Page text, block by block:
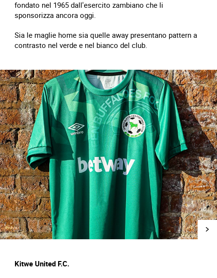
fondato nel 1965 dall'esercito zambiano che li
sponsorizza ancora oggi.
Sia le maglie home sia quelle away presentano pattern a
contrasto nel verde e nel bianco del club.
Kitwe United F.C.